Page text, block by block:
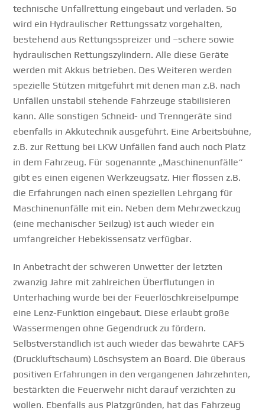
technische Unfallrettung eingebaut und verladen. So
wird ein Hydraulischer Rettungssatz vorgehalten,
bestehend aus Rettungsspreizer und –schere sowie
hydraulischen Rettungszylindern. Alle diese Geräte
werden mit Akkus betrieben. Des Weiteren werden
spezielle Stützen mitgeführt mit denen man z.B. nach
Unfällen unstabil stehende Fahrzeuge stabilisieren
kann. Alle sonstigen Schneid- und Trenngeräte sind
ebenfalls in Akkutechnik ausgeführt. Eine Arbeitsbühne,
z.B. zur Rettung bei LKW Unfällen fand auch noch Platz
in dem Fahrzeug. Für sogenannte „Maschinenunfälle“
gibt es einen eigenen Werkzeugsatz. Hier flossen z.B.
die Erfahrungen nach einen speziellen Lehrgang für
Maschinenunfälle mit ein. Neben dem Mehrzweckzug
(eine mechanischer Seilzug) ist auch wieder ein
umfangreicher Hebekissensatz verfügbar.
In Anbetracht der schweren Unwetter der letzten
zwanzig Jahre mit zahlreichen Überflutungen in
Unterhaching wurde bei der Feuerlöschkreiselpumpe
eine Lenz-Funktion eingebaut. Diese erlaubt große
Wassermengen ohne Gegendruck zu fördern.
Selbstverständlich ist auch wieder das bewährte CAFS
(Druckluftschaum) Löschsystem an Board. Die überaus
positiven Erfahrungen in den vergangenen Jahrzehnten,
bestärkten die Feuerwehr nicht darauf verzichten zu
wollen. Ebenfalls aus Platzgründen, hat das Fahrzeug